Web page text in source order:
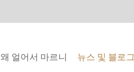
왜 얼어서 마르니 뉴스 및 블로그